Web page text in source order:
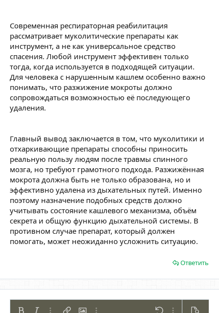
Современная респираторная реабилитация
рассматривает муколитические препараты как
инструмент, а не как универсальное средство
спасения. Любой инструмент эффективен только
тогда, когда используется в подходящей ситуации.
Для человека с нарушенным кашлем особенно важно
понимать, что разжижение мокроты должно
сопровождаться возможностью её последующего
удаления.
Главный вывод заключается в том, что муколитики и
отхаркивающие препараты способны приносить
реальную пользу людям после травмы спинного
мозга, но требуют грамотного подхода. Разжижённая
мокрота должна быть не только образована, но и
эффективно удалена из дыхательных путей. Именно
поэтому назначение подобных средств должно
учитывать состояние кашлевого механизма, объём
секрета и общую функцию дыхательной системы. В
противном случае препарат, который должен
помогать, может неожиданно усложнить ситуацию.
Ответить